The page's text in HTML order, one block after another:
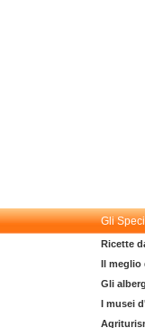
Gli
Ricette
Il meglio
Gli
I musei